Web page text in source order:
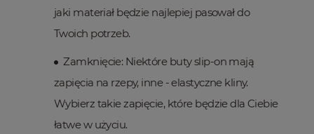
jaki materiał będzie najlepiej pasował do
Twoich potrzeb.
Zamknięcie: Niektóre buty slip-on mają
zapięcia na rzepy, inne - elastyczne kliny.
Wybierz takie zapięcie, które będzie dla Ciebie
łatwe w użyciu.